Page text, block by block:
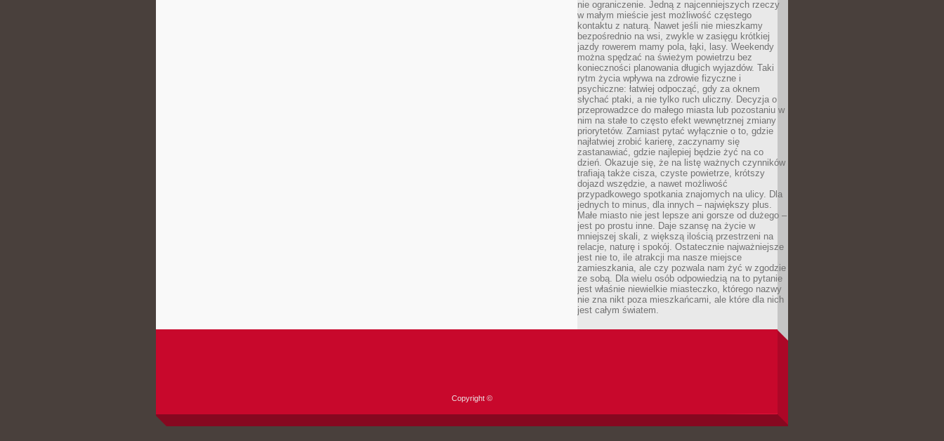
nie ograniczenie. Jedną z najcenniejszych rzeczy
w małym mieście jest możliwość częstego
kontaktu z naturą. Nawet jeśli nie mieszkamy
bezpośrednio na wsi, zwykle w zasięgu krótkiej
jazdy rowerem mamy pola, łąki, lasy. Weekendy
można spędzać na świeżym powietrzu bez
konieczności planowania długich wyjazdów. Taki
rytm życia wpływa na zdrowie fizyczne i
psychiczne: łatwiej odpocząć, gdy za oknem
słychać ptaki, a nie tylko ruch uliczny. Decyzja o
przeprowadzce do małego miasta lub pozostaniu w
nim na stałe to często efekt wewnętrznej zmiany
priorytetów. Zamiast pytać wyłącznie o to, gdzie
najłatwiej zrobić karierę, zaczynamy się
zastanawiać, gdzie najlepiej będzie żyć na co
dzień. Okazuje się, że na listę ważnych czynników
trafiają także cisza, czyste powietrze, krótszy
dojazd wszędzie, a nawet możliwość
przypadkowego spotkania znajomych na ulicy. Dla
jednych to minus, dla innych – największy plus.
Małe miasto nie jest lepsze ani gorsze od dużego –
jest po prostu inne. Daje szansę na życie w
mniejszej skali, z większą ilością przestrzeni na
relacje, naturę i spokój. Ostatecznie najważniejsze
jest nie to, ile atrakcji ma nasze miejsce
zamieszkania, ale czy pozwala nam żyć w zgodzie
ze sobą. Dla wielu osób odpowiedzią na to pytanie
jest właśnie niewielkie miasteczko, którego nazwy
nie zna nikt poza mieszkańcami, ale które dla nich
jest całym światem.
Copyright ©